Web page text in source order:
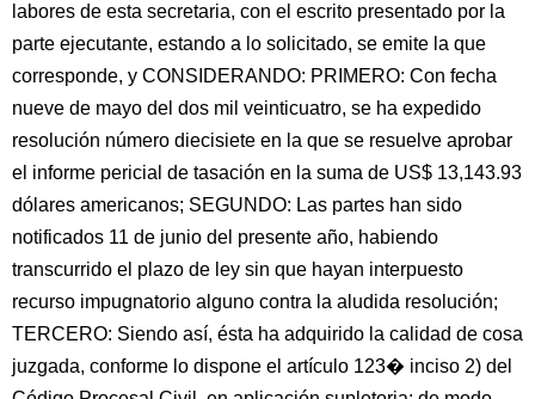
labores de esta secretaria, con el escrito presentado por la
parte ejecutante, estando a lo solicitado, se emite la que
corresponde, y CONSIDERANDO: PRIMERO: Con fecha
nueve de mayo del dos mil veinticuatro, se ha expedido
resolución número diecisiete en la que se resuelve aprobar
el informe pericial de tasación en la suma de US$ 13,143.93
dólares americanos; SEGUNDO: Las partes han sido
notificados 11 de junio del presente año, habiendo
transcurrido el plazo de ley sin que hayan interpuesto
recurso impugnatorio alguno contra la aludida resolución;
TERCERO: Siendo así, ésta ha adquirido la calidad de cosa
juzgada, conforme lo dispone el artículo 123� inciso 2) del